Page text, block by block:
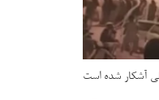
آشکار شده است